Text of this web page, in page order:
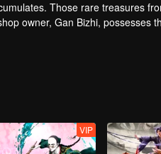
Those rare treasures
owner, Gan Bizhi, possesses
befriends a warm-hearted
VIP